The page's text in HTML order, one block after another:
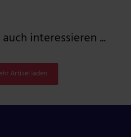
interessieren ...
Artikel laden